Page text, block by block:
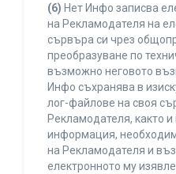
(6) Нет Инфо записва
на Рекламодателя на
сървъра си чрез
преобразуване по
възможно неговото
Инфо съхранява в
лог-файлове на своя
Рекламодателя, както и
информация,
на Рекламодателя и
електронното му